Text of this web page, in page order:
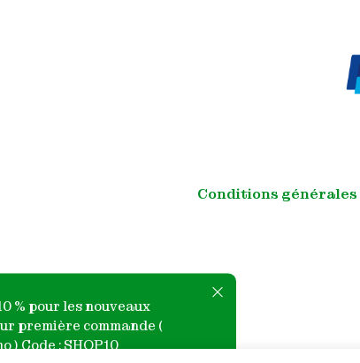
Conditions générales
% pour les nouveaux
première commande (
) Code : SHOP10